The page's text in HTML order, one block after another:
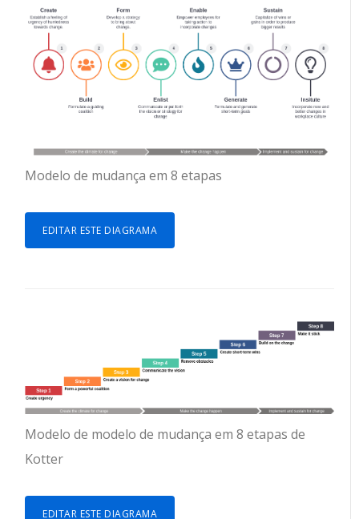
Modelo de mudança em 8 etapas
EDITAR ESTE DIAGRAMA
Modelo de modelo de mudança em 8 etapas de
Kotter
EDITAR ESTE DIAGRAMA